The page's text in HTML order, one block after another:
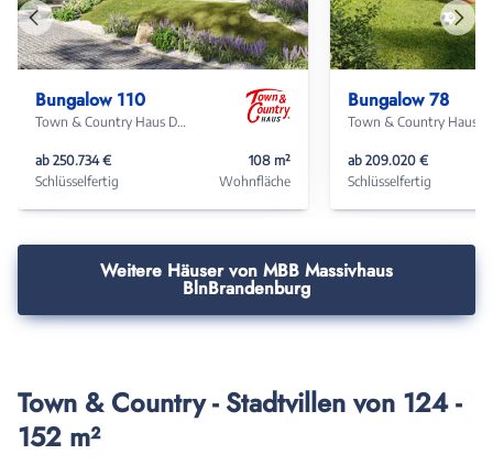
Bungalow 110
Town & Country Haus Deutschland
ab 250.734 €
Schlüsselfertig
108 m²
Wohnfläche
Bungalow 78
ab 209.020 €
Schlüsselfertig
Vorheriges
Haus
Haus
Weitere Häuser von MBB Massivhaus
BlnBrandenburg
Town & Country - Stadtvillen von 124 -
152 m²